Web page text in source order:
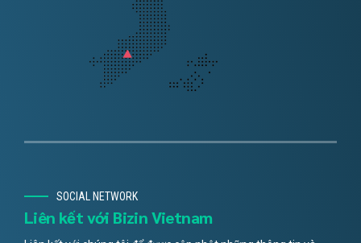
SOCIAL NETWORK
Liên kết với Bizin Vietnam